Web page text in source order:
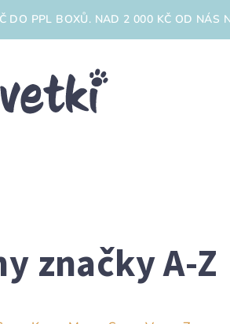
DO PPL BOXŮ. NAD 2 000 KČ OD NÁS
značky A-Z